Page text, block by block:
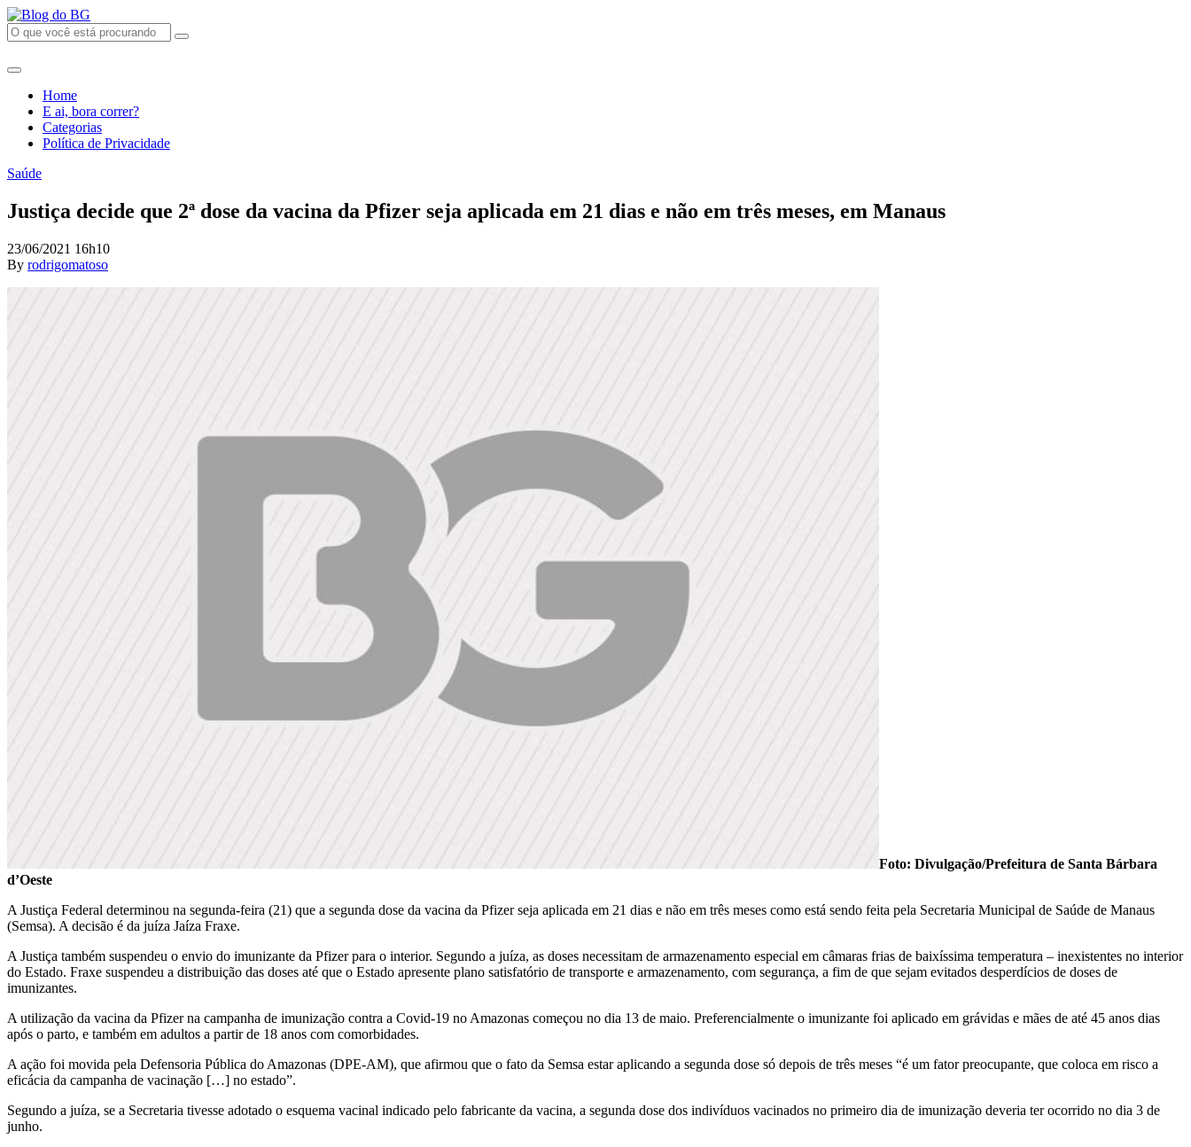
Home
E ai, bora correr?
Categorias
Política de Privacidade
Saúde
Justiça decide que 2ª dose da vacina da Pfizer seja aplicada em 21 dias e não em três meses, em Manaus
23/06/2021 16h10
By rodrigomatoso
Foto: Divulgação/Prefeitura de Santa Bárbara
d’Oeste
A Justiça Federal determinou na segunda-feira (21) que a segunda dose da vacina da Pfizer seja aplicada em 21 dias e não em três meses como está sendo feita pela Secretaria Municipal de Saúde de Manaus
(Semsa). A decisão é da juíza Jaíza Fraxe.
A Justiça também suspendeu o envio do imunizante da Pfizer para o interior. Segundo a juíza, as doses necessitam de armazenamento especial em câmaras frias de baixíssima temperatura – inexistentes no interior
do Estado. Fraxe suspendeu a distribuição das doses até que o Estado apresente plano satisfatório de transporte e armazenamento, com segurança, a fim de que sejam evitados desperdícios de doses de
imunizantes.
A utilização da vacina da Pfizer na campanha de imunização contra a Covid-19 no Amazonas começou no dia 13 de maio. Preferencialmente o imunizante foi aplicado em grávidas e mães de até 45 anos dias
após o parto, e também em adultos a partir de 18 anos com comorbidades.
A ação foi movida pela Defensoria Pública do Amazonas (DPE-AM), que afirmou que o fato da Semsa estar aplicando a segunda dose só depois de três meses “é um fator preocupante, que coloca em risco a
eficácia da campanha de vacinação […] no estado”.
Segundo a juíza, se a Secretaria tivesse adotado o esquema vacinal indicado pelo fabricante da vacina, a segunda dose dos indivíduos vacinados no primeiro dia de imunização deveria ter ocorrido no dia 3 de
junho.